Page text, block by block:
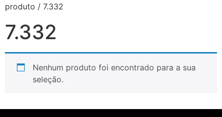
produto / 7.332
7.332
Nenhum produto foi encontrado para a sua
seleção.